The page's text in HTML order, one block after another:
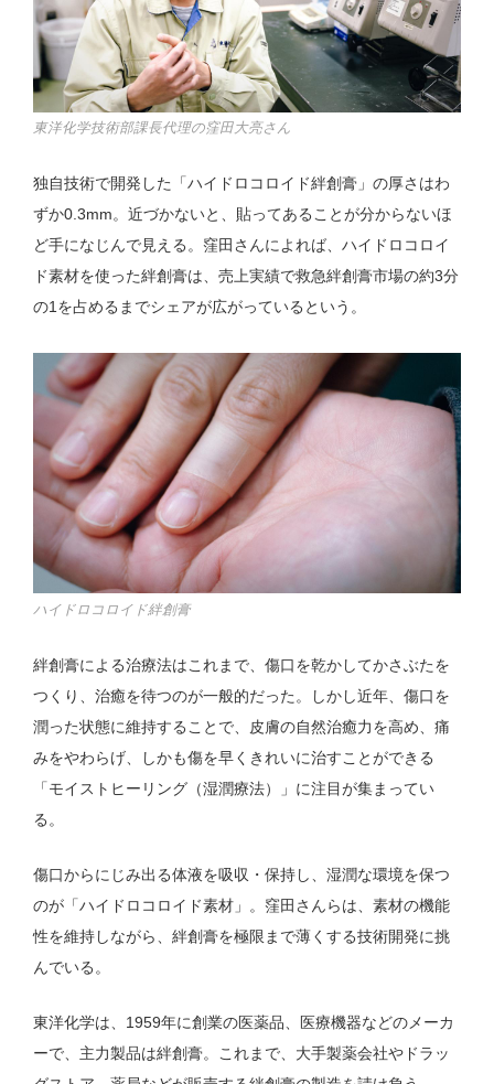
東洋化学技術部課長代理の窪田大亮さん
独自技術で開発した「ハイドロコロイド絆創膏」の厚さはわ
ずか0.3mm。近づかないと、貼ってあることが分からないほ
ど手になじんで見える。窪田さんによれば、ハイドロコロイ
ド素材を使った絆創膏は、売上実績で救急絆創膏市場の約3分
の1を占めるまでシェアが広がっているという。
ハイドロコロイド絆創膏
絆創膏による治療法はこれまで、傷口を乾かしてかさぶたを
つくり、治癒を待つのが一般的だった。しかし近年、傷口を
潤った状態に維持することで、皮膚の自然治癒力を高め、痛
みをやわらげ、しかも傷を早くきれいに治すことができる
「モイストヒーリング（湿潤療法）」に注目が集まってい
る。
傷口からにじみ出る体液を吸収・保持し、湿潤な環境を保つ
のが「ハイドロコロイド素材」。窪田さんらは、素材の機能
性を維持しながら、絆創膏を極限まで薄くする技術開発に挑
んでいる。
東洋化学は、1959年に創業の医薬品、医療機器などのメーカ
ーで、主力製品は絆創膏。これまで、大手製薬会社やドラッ